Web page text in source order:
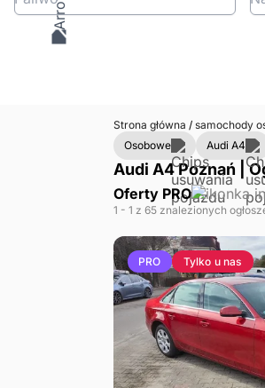
Strona główna /samochody
Osobowe
Audi A4
Audi A4 Poznań |
Oferty PRO
1 - 1 z 65 znalezionych
PRO Tylko u nas